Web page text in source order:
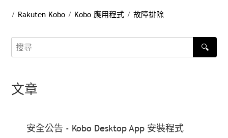
/ Rakuten Kobo / Kobo 應用程式 / 故障排除
搜尋
🔍
文章
安全公告 - Kobo Desktop App 安裝程式